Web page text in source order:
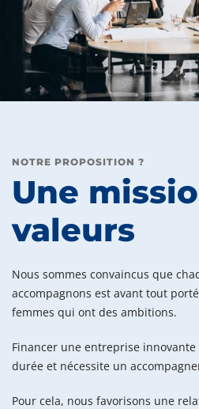
NOTRE PROPOSITION ?
Une
valeurs
Nous sommes convaincus que
accompagnons est avant tout
femmes qui ont des ambitions.
Financer une entreprise
durée et nécessite un
Pour cela, nous favorisons une